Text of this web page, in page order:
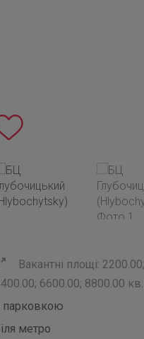
Вакантні площі: 2200.00;
6600.00; 8800.00
парковкою
метро